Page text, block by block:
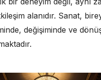
alanıdır. Sanat,
değişiminde ve